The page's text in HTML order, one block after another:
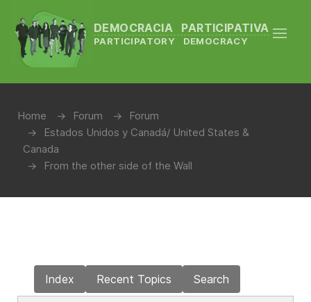
DEMOCRACIA PARTICIPATIVA
PARTICIPATORY DEMOCRACY
Home Forum
Forum
Estados Unidos y Canadá/ United States &
Canada
From the other side of the Wall
Index Recent Topics Search